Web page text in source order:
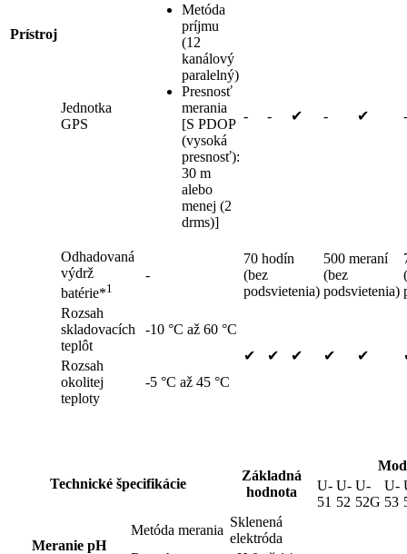
Prístroj
Jednotka
GPS
Metóda
príjmu
(12
kanálový
paralelný)
Presnosť
merania
[S PDOP
(vysoká
presnosť):
30 m
alebo
menej (2
drms)]
- - ✔ - ✔ -
Odhadovaná
výdrž
batérie*1
-
70 hodín
(bez
podsvietenia)
500 meraní
(bez
podsvietenia)
Rozsah
skladovacích
teplôt
-10 °C až 60 °C
✔
✔ ✔ ✔ ✔
Rozsah
okolitej
teploty
-5 °C až 45 °C
Technické špecifikácie
Základná
hodnota
U-
51
U-
52
U-
52G
U-
53
Meranie pH
Metóda merania
Sklenená
elektróda